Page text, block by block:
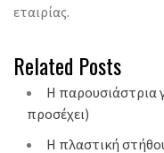
εταιρίας.
Related Posts
Η παρουσιάστρια
προσέχει)
Η πλαστική